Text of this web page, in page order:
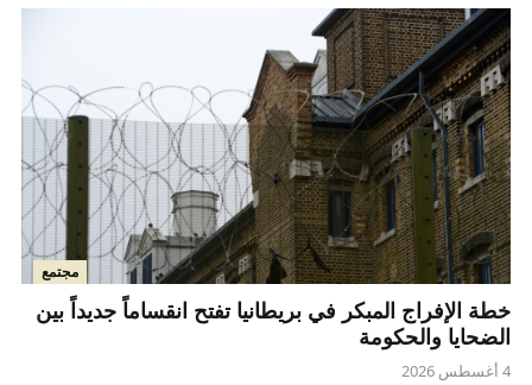
مجتمع
خطة الإفراج المبكر في بريطانيا تفتح انقساماً جديداً بين
الضحايا والحكومة
4 أغسطس 2026